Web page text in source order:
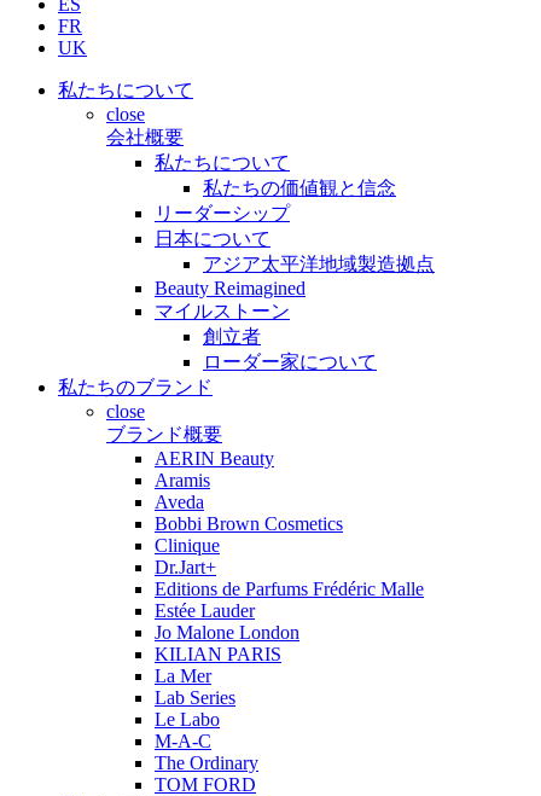
ES
FR
UK
私たちについて
close
会社概要
私たちについて
私たちの価値観と信念
リーダーシップ
日本について
アジア太平洋地域製造拠点
Beauty Reimagined
マイルストーン
創立者
ローダー家について
私たちのブランド
close
ブランド概要
AERIN Beauty
Aramis
Aveda
Bobbi Brown Cosmetics
Clinique
Dr.Jart+
Editions de Parfums Frédéric Malle
Estée Lauder
Jo Malone London
KILIAN PARIS
La Mer
Lab Series
Le Labo
M-A-C
The Ordinary
TOM FORD